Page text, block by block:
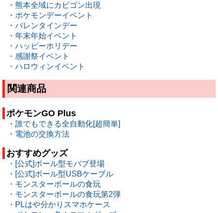
・熊本全域にカビゴン出現
・ポケモンデーイベント
・バレンタインデー
・年末年始イベント
・ハッピーホリデー
・感謝祭イベント
・ハロウィンイベント
関連商品
ポケモンGO Plus
・誰でもできる全自動化[超簡単]
・電池の交換方法
おすすめグッズ
・[公式]ボール型モバブ登場
・[公式]ボール型USBケーブル
・モンスターボールの食玩
・モンスターボールの食玩第2弾
・PLはや分かりスマホケース